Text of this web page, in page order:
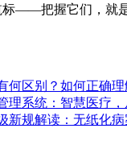
标——把握它们，就
何区别？如何正确理
理系统：智慧医疗
新规解读：无纸化